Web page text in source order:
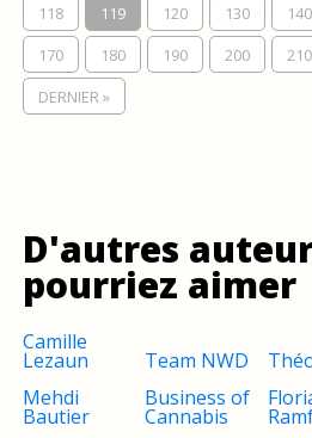
118
119 120 130 140
170
180 190 200 210
DERNIER »
D'autres
pourriez aimer
Camille
Lezaun Team NWD
Mehdi
Bautier
Business of
Cannabis